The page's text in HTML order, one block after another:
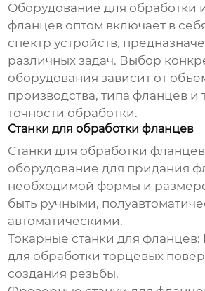
Оборудование для
фланцев оптом включает в
спектр устройств,
различных задач. Выбор
оборудования зависит от
производства, типа фланцев и
точности обработки.
Станки для обработки фланцев
Станки для обработки
оборудование для придания
необходимой формы и
быть ручными,
автоматическими.
Токарные станки для фланцев:
для обработки торцевых
создания резьбы.